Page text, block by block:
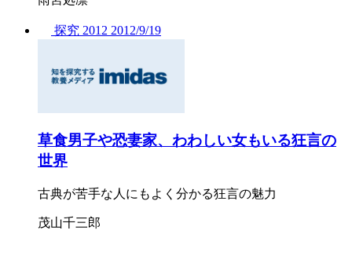
探究 2012 2012/9/19
草食男子や恐妻家、わわしい女もいる狂言の
世界
古典が苦手な人にもよく分かる狂言の魅力
茂山千三郎